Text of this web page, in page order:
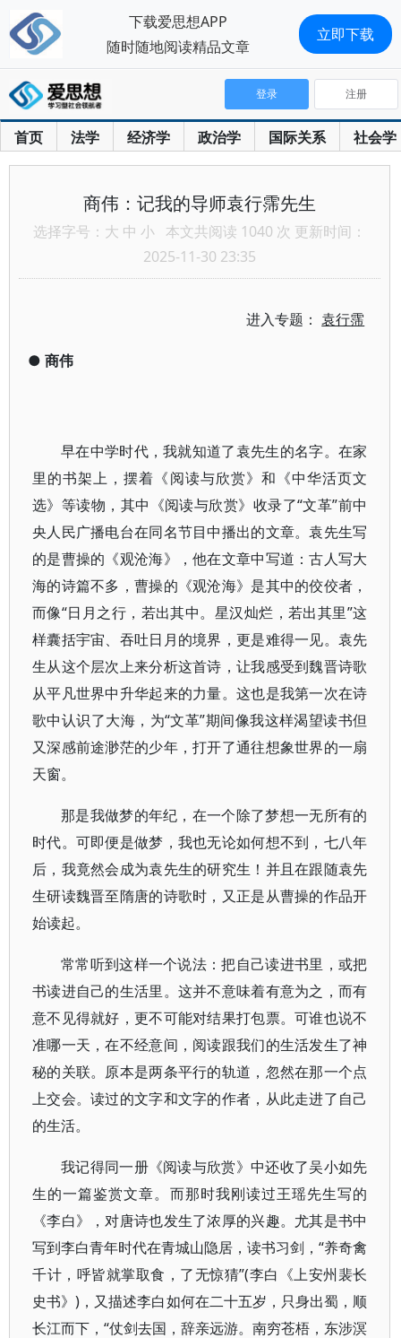
首页 法学 经济学 政治学 国际关系 社会学
登录 注册
商伟：记我的导师袁行霈先生
选择字号： 大 中 小 本文共阅读 1040 次 更新时间：
2025-11-30 23:35
进入专题：袁行霈
● 商伟
早在中学时代，我就知道了袁先生的名字。在家
里的书架上，摆着《阅读与欣赏》和《中华活页文
选》等读物，其中《阅读与欣赏》收录了“文革”前中
央人民广播电台在同名节目中播出的文章。袁先生写
的是曹操的《观沧海》，他在文章中写道：古人写大
海的诗篇不多，曹操的《观沧海》是其中的佼佼者，
而像“日月之行，若出其中。星汉灿烂，若出其里”这
样囊括宇宙、吞吐日月的境界，更是难得一见。袁先
生从这个层次上来分析这首诗，让我感受到魏晋诗歌
从平凡世界中升华起来的力量。这也是我第一次在诗
歌中认识了大海，为“文革”期间像我这样渴望读书但
又深感前途渺茫的少年，打开了通往想象世界的一扇
天窗。
那是我做梦的年纪，在一个除了梦想一无所有的
时代。可即便是做梦，我也无论如何想不到，七八年
后，我竟然会成为袁先生的研究生！并且在跟随袁先
生研读魏晋至隋唐的诗歌时，又正是从曹操的作品开
始读起。
常常听到这样一个说法：把自己读进书里，或把
书读进自己的生活里。这并不意味着有意为之，而有
意不见得就好，更不可能对结果打包票。可谁也说不
准哪一天，在不经意间，阅读跟我们的生活发生了神
秘的关联。原本是两条平行的轨道，忽然在那一个点
上交会。读过的文字和文字的作者，从此走进了自己
的生活。
我记得同一册《阅读与欣赏》中还收了吴小如先
生的一篇鉴赏文章。而那时我刚读过王瑶先生写的
《李白》，对唐诗也发生了浓厚的兴趣。尤其是书中
写到李白青年时代在青城山隐居，读书习剑，“养奇禽
千计，呼皆就掌取食，了无惊猜”(李白《上安州裴长
史书》)，又描述李白如何在二十五岁，只身出蜀，顺
长江而下，“仗剑去国，辞亲远游。南穷苍梧，东涉溟
下载爱思想APP
随时随地阅读精品文章
立即下载